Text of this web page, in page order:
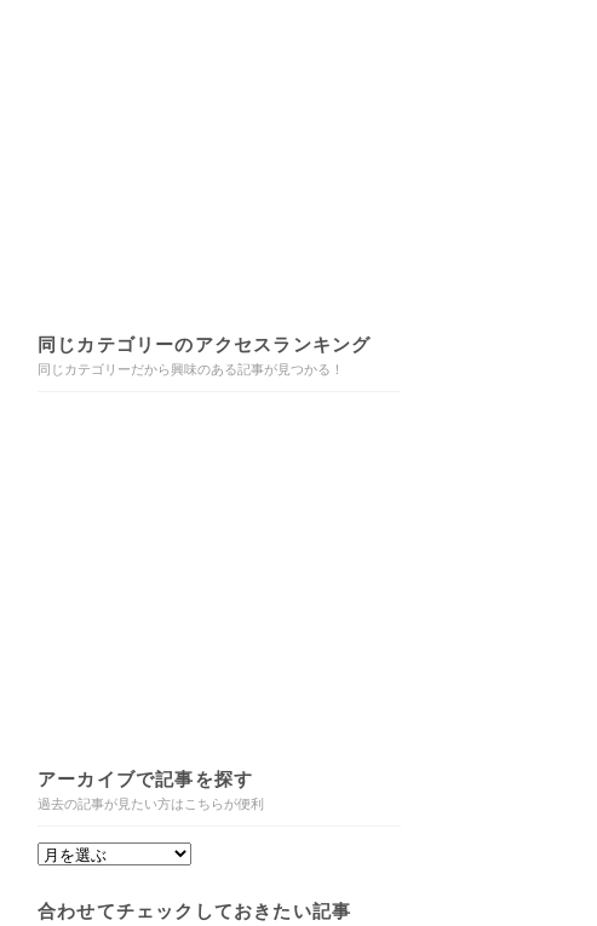
同じカテゴリーのアクセスランキング
同じカテゴリーだから興味のある記事が見つかる！
アーカイブで記事を探す
過去の記事が見たい方はこちらが便利
合わせてチェックしておきたい記事